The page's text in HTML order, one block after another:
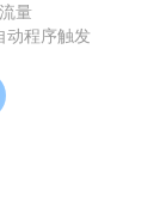
量
动程序触发